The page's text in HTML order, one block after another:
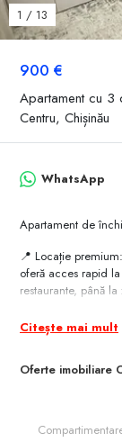
900 €
Apartament cu 3
Centru, Chișinău
1 / 13
Oferte imobiliare
WhatsApp
Apartament de
📍 Locație
oferă acces rapid
restaurante, până
🏡 Detalii despre
perfect pentru o
trai confortabil de la
Citește mai mult